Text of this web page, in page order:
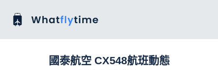
國泰航空 CX548航班動態